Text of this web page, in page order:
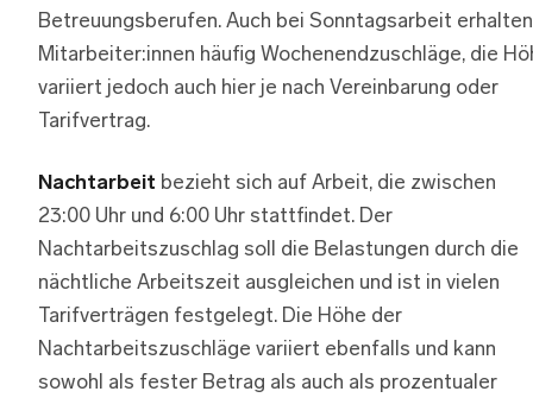
Betreuungsberufen. Auch bei Sonntagsarbeit erhalten
Mitarbeiter:innen häufig Wochenendzuschläge, die
variiert jedoch auch hier je nach Vereinbarung oder
Tarifvertrag.
Nachtarbeit bezieht sich auf Arbeit, die zwischen
23:00 Uhr und 6:00 Uhr stattfindet. Der
Nachtarbeitszuschlag soll die Belastungen durch die
nächtliche Arbeitszeit ausgleichen und ist in vielen
Tarifverträgen festgelegt. Die Höhe der
Nachtarbeitszuschläge variiert ebenfalls und kann
sowohl als fester Betrag als auch als prozentualer